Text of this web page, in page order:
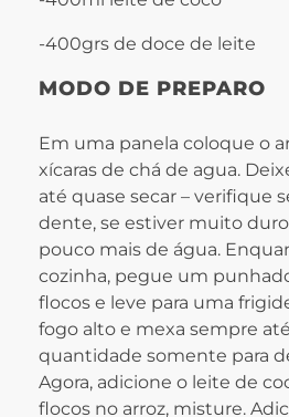
-400grs de doce de leite
MODO DE PREPARO
Em uma panela coloque o
xícaras de chá de agua.
até quase secar – verifique
dente, se estiver muito
pouco mais de água.
cozinha, pegue um
flocos e leve para uma
fogo alto e mexa sempre
quantidade somente para
Agora, adicione o leite de
flocos no arroz, misture.